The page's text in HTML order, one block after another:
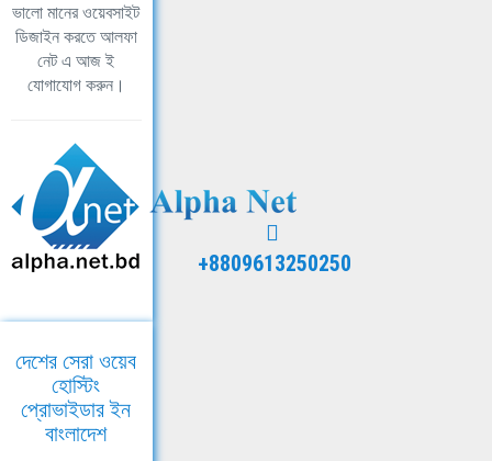
ভালো মানের ওয়েবসাইট
ডিজাইন করতে আলফা
নেট এ আজ ই
যোগাযোগ করুন।
+8809613250250
দেশের সেরা ওয়েব
হোস্টিং
প্রোভাইডার ইন
বাংলাদেশ